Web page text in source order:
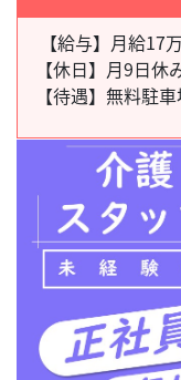
【給与】月給17
【休日】 月9日休
【待遇】 無料駐